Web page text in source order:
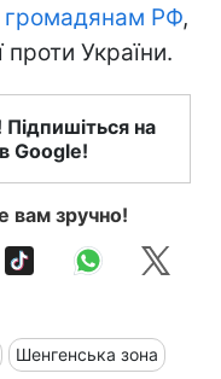
громадянам РФ,
проти України.
на
Google!
вам зручно!
Шенгенська зона